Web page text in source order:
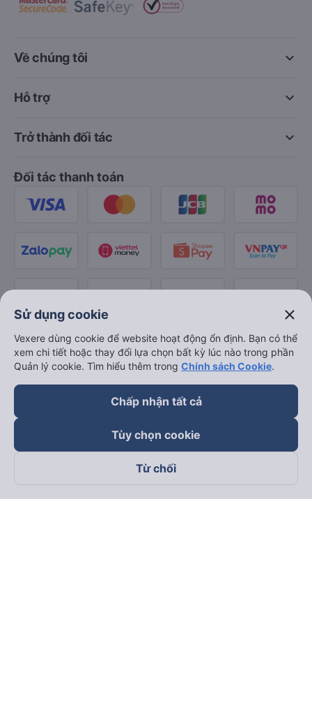
keyboard_arrow_down
Về chúng tôi
keyboard_arrow_down
Hỗ trợ
keyboard_arrow_down
Trở thành đối tác
Đối tác thanh toán
Theo dõi chúng tôi trên
Sử dụng cookie close
Vexere dùng cookie để website hoạt động ổn định. Bạn có thể
xem chi tiết hoặc thay đổi lựa chọn bất kỳ lúc nào trong phần
Quản lý cookie. Tìm hiểu thêm trong Chính sách Cookie.
Chấp nhận tất cả
Tùy chọn cookie
Từ chối